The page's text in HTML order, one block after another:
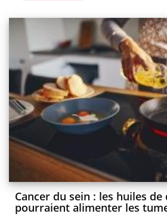
Cancer du sein : les huiles de
pourraient alimenter les